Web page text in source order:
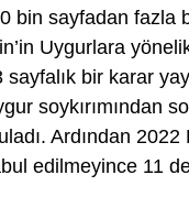
bin sayfadan
Uygurlara
bir karar
soykırımından
Ardından
edilmeyince 11